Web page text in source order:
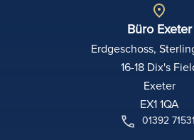
Büro Exeter
Erdgeschoss,
16-18 Dix's
Exeter
EX1 1QA
01392